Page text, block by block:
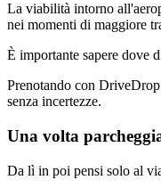
La viabilità intorno
nei momenti di maggiore
È importante sapere dove
Prenotando con
senza incertezze.
Una volta
Da lì in poi pensi solo al